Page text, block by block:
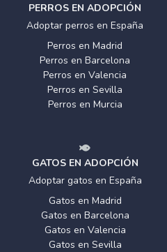
PERROS EN ADOPCIÓN
Adoptar perros en España
Perros en Madrid
Perros en Barcelona
Perros en Valencia
Perros en Sevilla
Perros en Murcia
GATOS EN ADOPCIÓN
Adoptar gatos en España
Gatos en Madrid
Gatos en Barcelona
Gatos en Valencia
Gatos en Sevilla